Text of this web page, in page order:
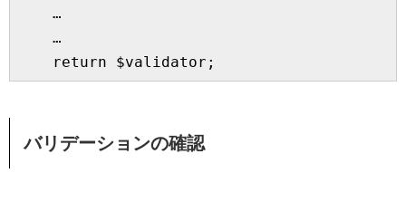
    …
    …
バリデーションの確認